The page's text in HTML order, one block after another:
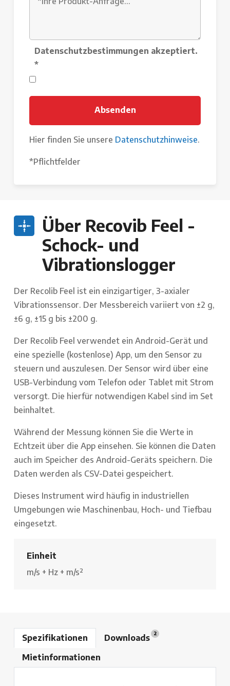
Datenschutzbestimmungen akzeptiert.
*
Hier finden Sie unsere Datenschutzhinweise.
*Pflichtfelder
Über Recovib Feel -
Schock- und
Vibrationslogger
Der Recolib Feel ist ein einzigartiger, 3-axialer
Vibrationssensor. Der Messbereich variiert von ±2 g,
±6 g, ±15 g bis ±200 g.
Der Recolib Feel verwendet ein Android-Gerät und
eine spezielle (kostenlose) App, um den Sensor zu
steuern und auszulesen. Der Sensor wird über eine
USB-Verbindung vom Telefon oder Tablet mit Strom
versorgt. Die hierfür notwendigen Kabel sind im Set
beinhaltet.
Während der Messung können Sie die Werte in
Echtzeit über die App einsehen. Sie können die Daten
auch im Speicher des Android-Geräts speichern. Die
Daten werden als CSV-Datei gespeichert.
Dieses Instrument wird häufig in industriellen
Umgebungen wie Maschinenbau, Hoch- und Tiefbau
eingesetzt.
Einheit
m/s + Hz + m/s²
Spezifikationen Downloads 2
Mietinformationen